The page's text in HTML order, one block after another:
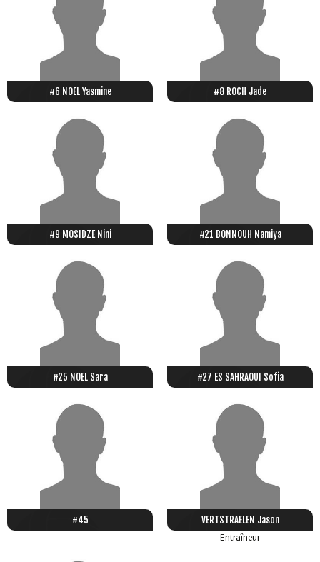
#6 NOEL Yasmine #8 ROCH Jade
#9 MOSIDZE Nini #21 BONNOUH Namiya
#25 NOEL Sara #27 ES SAHRAOUI Sofia
#45 VERTSTRAELEN Jason
Entraîneur